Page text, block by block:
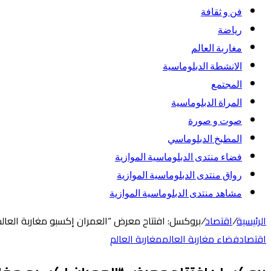
فن و ثقافة
رياضة
مغاربة العالم
الانشطة الدبلوماسية
المجتمع
المراة الدبلوماسية
صوت و صورة
المطبخ الدبلوماسي
فضاء منتدى الدبلوماسية الموازية
رواق منتدى الدبلوماسية الموازية
مشاهد منتدى الدبلوماسية الموازية
الرئيسية/اقتصاد/بروكسل: افتتاح معرض “العمران إكسبو مغاربة العالم
اقتصادفضاء مغاربة العالممغاربة العالم